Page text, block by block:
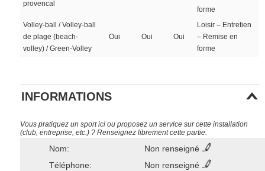
provencal
forme
Volley-ball / Volley-ball
de plage (beach-
volley) / Green-Volley
Oui Oui Oui
Loisir – Entretien
– Remise en
forme
INFORMATIONS
Vous pratiquez un sport ici ou proposez un service sur cette installation
(club, entreprise, etc.) ? Renseignez librement cette partie.
Nom:
Non renseigné
Téléphone:
Non renseigné